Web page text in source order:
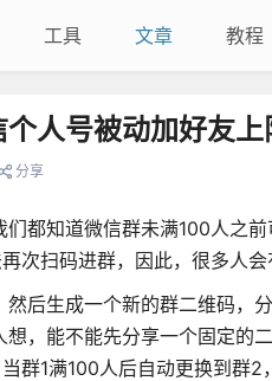
工具 文章 教程
人号被动加好友
分享
都知道微信群未满100人之
次扫码进群，因此，很多人
后生成一个新的群二维码，
，能不能先分享一个固定的
群1满100人后自动更换到群